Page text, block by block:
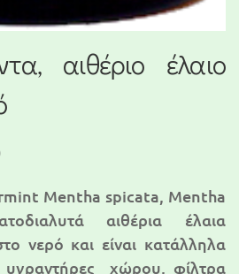
αιθέριο έλαιο
Mentha spicata, Mentha
αιθέρια έλαια
νερό και είναι κατάλληλα
υγραντήρες χώρου, φίλτρα